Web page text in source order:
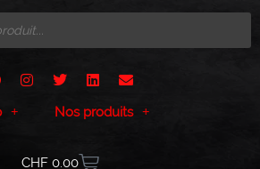
Nos produits
CHF0.00